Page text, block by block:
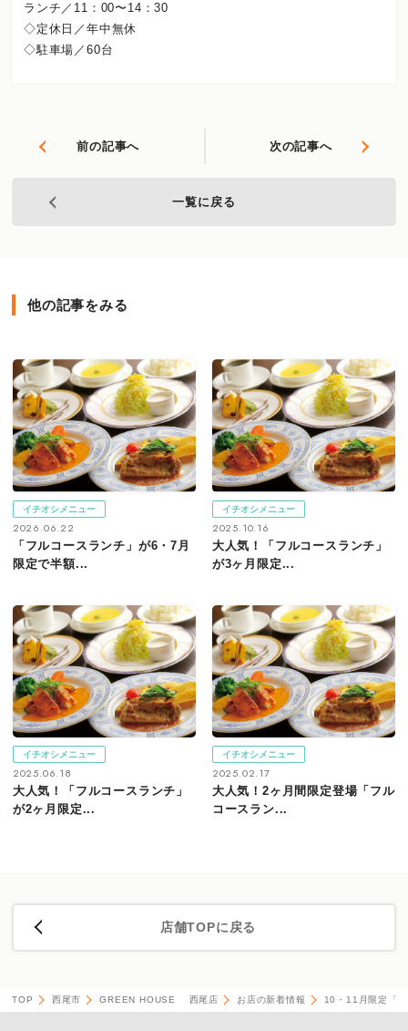
ランチ／11：00〜14：30
◇定休日／年中無休
◇駐車場／60台
前の記事へ 次の記事へ
一覧に戻る
他の記事をみる
イチオシメニュー
2026.06.22
「フルコースランチ」が6・7月
限定で半額...
イチオシメニュー
2025.10.16
大人気！「フルコースランチ」
が3ヶ月限定...
イチオシメニュー
2025.06.18
大人気！「フルコースランチ」
が2ヶ月限定...
イチオシメニュー
2025.02.17
大人気！2ヶ月間限定登場「フル
コースラン...
店舗TOPに戻る
TOP 西尾市 GREEN HOUSE 西尾店 お店の新着情報 10・11月限定「